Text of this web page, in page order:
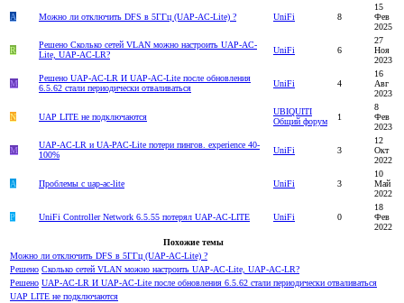
A Можно ли отключить DFS в 5ГГц (UAP-AC-Lite) ? UniFi 8
15
Фев
2025
R
Решено Сколько сетей VLAN можно настроить UAP-AC-
Lite, UAP-AC-LR?
UniFi 6
27
Ноя
2023
M
Решено UAP-AC-LR И UAP-AC-Lite после обновления
6.5.62 стали периодически отваливаться
UniFi 4
16
Авг
2023
N UAP LITE не подключаются
UBIQUITI
Общий форум
1
8
Фев
2023
M
UAP-AC-LR и UA-PAC-Lite потери пингов. experience 40-
100%
UniFi 3
12
Окт
2022
A Проблемы с uap-ac-lite UniFi 3
10
Май
2022
P UniFi Controller Network 6.5.55 потерял UAP-AC-LITE UniFi 0
18
Фев
2022
Похожие темы
Можно ли отключить DFS в 5ГГц (UAP-AC-Lite) ?
Решено Сколько сетей VLAN можно настроить UAP-AC-Lite, UAP-AC-LR?
Решено UAP-AC-LR И UAP-AC-Lite после обновления 6.5.62 стали периодически отваливаться
UAP LITE не подключаются